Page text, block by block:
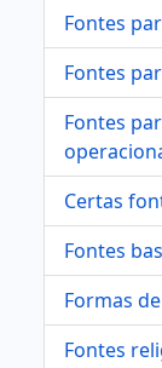
Fontes
Fontes
Fontes
Certas
Fontes
Formas
Fontes